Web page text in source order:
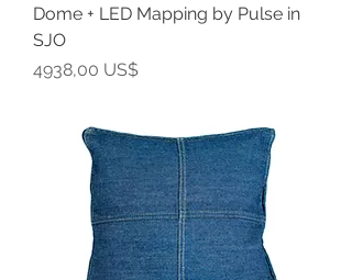
Dome + LED Mapping by Pulse in
SJO
Precio
4938,00 US$